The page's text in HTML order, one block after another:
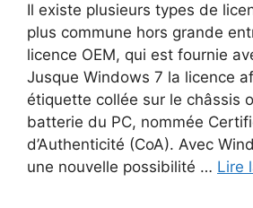
Il existe plusieurs types de
plus commune hors grande
licence OEM, qui est fournie
Jusque Windows 7 la licence
étiquette collée sur le châssis
batterie du PC, nommée
d’Authenticité (CoA). Avec
une nouvelle possibilité … Lire